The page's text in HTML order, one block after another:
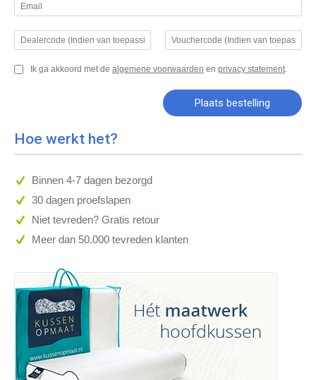
Ik ga akkoord met de algemene voorwaarden en privacy statement.
Hoe werkt het?
Binnen 4-7 dagen bezorgd
30 dagen proefslapen
Niet tevreden? Gratis retour
Meer dan 50.000 tevreden klanten